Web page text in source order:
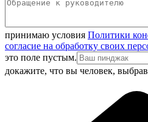
принимаю условия Политики
согласие на обработку своих
это поле пустым.
докажите, что вы человек, выбрав